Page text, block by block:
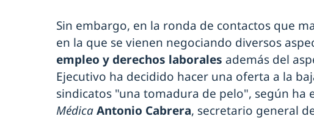
Sin embargo, en la ronda de contactos que
en la que se vienen negociando diversos
empleo y derechos laborales además del
Ejecutivo ha decidido hacer una oferta a la
sindicatos "una tomadura de pelo", según ha
MédicaAntonio Cabrera, secretario general